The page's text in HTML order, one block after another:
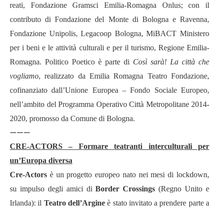
reati, Fondazione Gramsci Emilia-Romagna Onlus; con il
contributo di Fondazione del Monte di Bologna e Ravenna,
Fondazione Unipolis, Legacoop Bologna, MiBACT Ministero
per i beni e le attività culturali e per il turismo, Regione Emilia-
Romagna. Politico Poetico è parte di Così sarà! La città che
vogliamo, realizzato da Emilia Romagna Teatro Fondazione,
cofinanziato dall’Unione Europea – Fondo Sociale Europeo,
nell’ambito del Programma Operativo Città Metropolitane 2014-
2020, promosso da Comune di Bologna.
———
CRE-ACTORS – Formare teatranti interculturali per
un’Europa diversa
Cre-Actors è un progetto europeo nato nei mesi di lockdown,
su impulso degli amici diBorder Crossings (Regno Unito e
Irlanda): il Teatro dell’Argineè stato invitato a prendere parte a